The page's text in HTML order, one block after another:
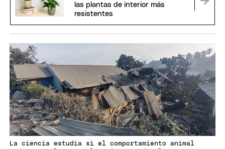
las plantas de interior más
resistentes
La ciencia estudia si el comportamiento animal